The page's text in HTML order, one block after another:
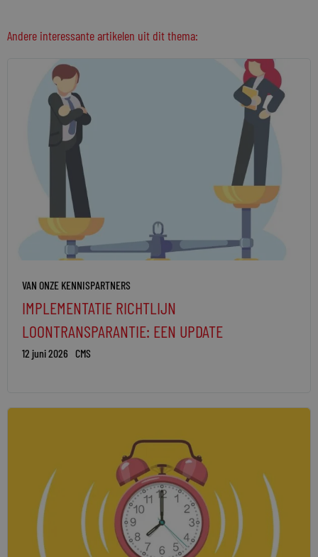
Andere interessante artikelen uit dit thema:
VAN ONZE KENNISPARTNERS
IMPLEMENTATIE RICHTLIJN
LOONTRANSPARANTIE: EEN UPDATE
12 juni 2026 CMS